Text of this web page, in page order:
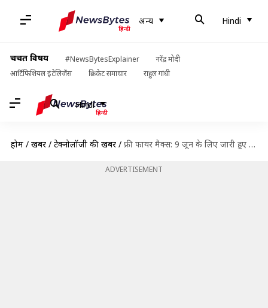
अन्य Hindi
चर्चित विषय #NewsBytesExplainer
नरेंद्र मोदी
आर्टिफिशियल इंटेलिजेंस
क्रिकेट समाचार राहुल गांधी
Hindi
होम / खबरें / टेक्नोलॉजी की खबरें / फ्री फायर मैक्स: 9 जून के लिए जारी हुए कोड, रिडीम करने पर मिलेंगे गिफ्ट्स
ADVERTISEMENT